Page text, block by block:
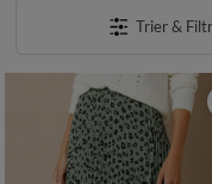
Trier &